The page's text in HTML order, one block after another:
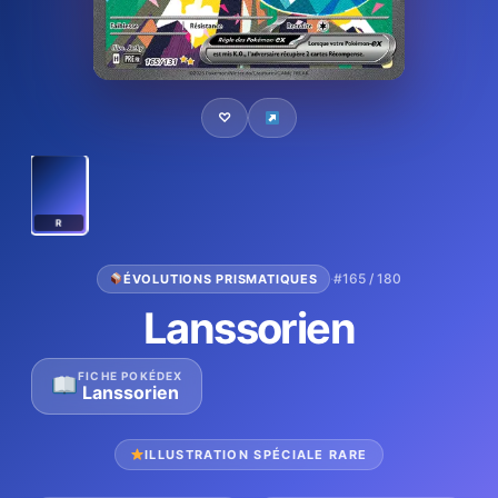
♡
R
ÉVOLUTIONS PRISMATIQUES ·#165 / 180
Lanssorien
FICHE POKÉDEX
Lanssorien
ILLUSTRATION SPÉCIALE RARE